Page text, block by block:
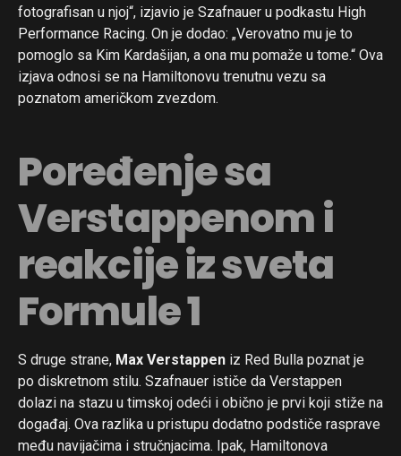
fotografisan u njoj“, izjavio je Szafnauer u podkastu High
Performance Racing. On je dodao: „Verovatno mu je to
pomoglo sa Kim Kardašijan, a ona mu pomaže u tome.“ Ova
izjava odnosi se na Hamiltonovu trenutnu vezu sa
poznatom američkom zvezdom.
Poređenje sa
Verstappenom i
reakcije iz sveta
Formule 1
S druge strane, Max Verstappen iz Red Bulla poznat je
po diskretnom stilu. Szafnauer ističe da Verstappen
dolazi na stazu u timskoj odeći i obično je prvi koji stiže na
događaj. Ova razlika u pristupu dodatno podstiče rasprave
među navijačima i stručnjacima. Ipak, Hamiltonova